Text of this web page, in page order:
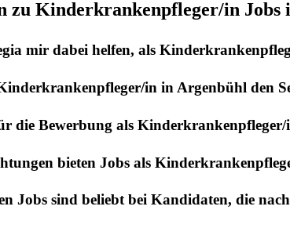
zu Kinderkrankenpfleger/in Jobs
mir dabei helfen, als
in in Argenbühl den
die Bewerbung als Kinderkrankenpfleger/
bieten Jobs als
Jobs sind beliebt bei Kandidaten, die nach